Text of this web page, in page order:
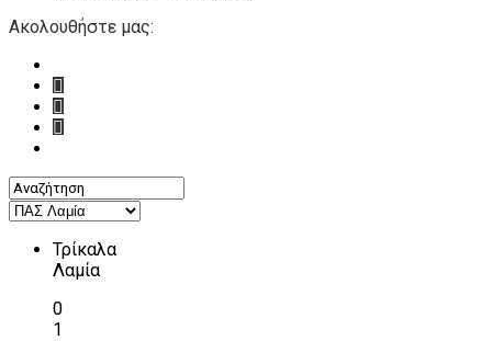
Ακολουθήστε μας:
Τρίκαλα
Λαμία
0
1